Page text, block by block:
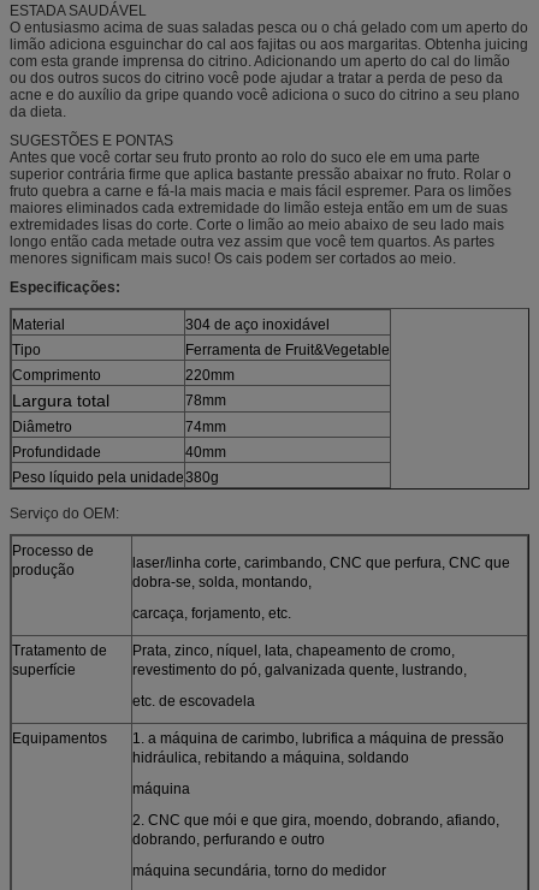
ESTADA SAUDÁVEL
O entusiasmo acima de suas saladas pesca ou o chá gelado com um aperto do
limão adiciona esguinchar do cal aos fajitas ou aos margaritas. Obtenha juicing
com esta grande imprensa do citrino. Adicionando um aperto do cal do limão
ou dos outros sucos do citrino você pode ajudar a tratar a perda de peso da
acne e do auxílio da gripe quando você adiciona o suco do citrino a seu plano
da dieta.
SUGESTÕES E PONTAS
Antes que você cortar seu fruto pronto ao rolo do suco ele em uma parte
superior contrária firme que aplica bastante pressão abaixar no fruto. Rolar o
fruto quebra a carne e fá-la mais macia e mais fácil espremer. Para os limões
maiores eliminados cada extremidade do limão esteja então em um de suas
extremidades lisas do corte. Corte o limão ao meio abaixo de seu lado mais
longo então cada metade outra vez assim que você tem quartos. As partes
menores significam mais suco! Os cais podem ser cortados ao meio.
Especificações:
Material
304 de aço inoxidável
Tipo
Ferramenta de Fruit&Vegetable
Comprimento
220mm
Largura total
78mm
Diâmetro
74mm
Profundidade
40mm
Peso líquido pela unidade380g
Serviço do OEM:
Processo de
produção
laser/linha corte, carimbando, CNC que perfura, CNC que
dobra-se, solda, montando,
carcaça, forjamento, etc.
Tratamento de
superfície
Prata, zinco, níquel, lata, chapeamento de cromo,
revestimento do pó, galvanizada quente, lustrando,
etc. de escovadela
Equipamentos
1. a máquina de carimbo, lubrifica a máquina de pressão
hidráulica, rebitando a máquina, soldando
máquina
2. CNC que mói e que gira, moendo, dobrando, afiando,
dobrando, perfurando e outro
máquina secundária, torno do medidor